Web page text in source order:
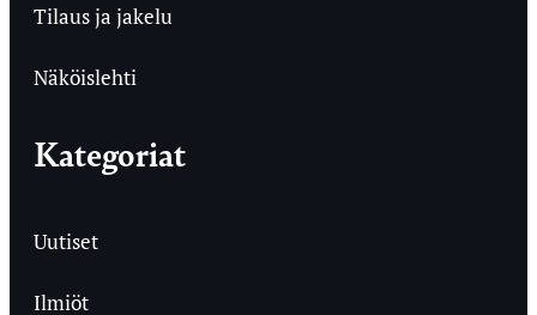
Tilaus ja jakelu
Näköislehti
Kategoriat
Uutiset
Ilmiöt